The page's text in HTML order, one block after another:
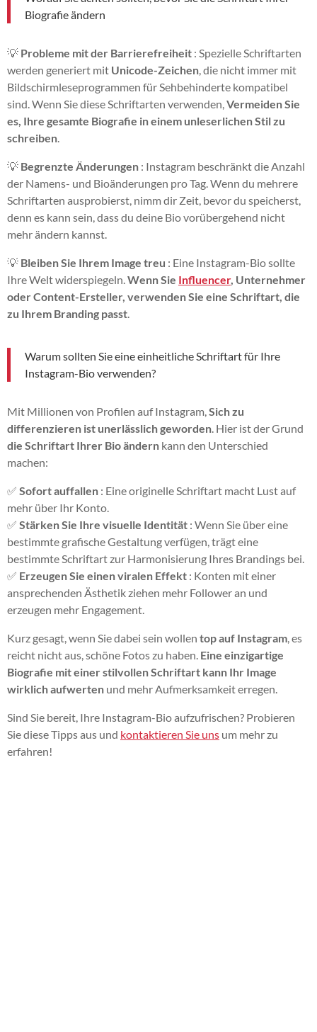
Biografie ändern
💡 Probleme mit der Barrierefreiheit : Spezielle Schriftarten
werden generiert mit Unicode-Zeichen , die nicht immer mit
Bildschirmleseprogrammen für Sehbehinderte kompatibel
sind. Wenn Sie diese Schriftarten verwenden, Vermeiden Sie
es, Ihre gesamte Biografie in einem unleserlichen Stil zu
schreiben
💡 Begrenzte Änderungen : Instagram beschränkt die Anzahl
der Namens- und Bioänderungen pro Tag. Wenn du mehrere
Schriftarten ausprobierst, nimm dir Zeit, bevor du speicherst,
denn es kann sein, dass du deine Bio vorübergehend nicht
mehr ändern kannst.
💡 Bleiben Sie Ihrem Image treu : Eine Instagram-Bio sollte
Ihre Welt widerspiegeln. Wenn Sie Influencer, Unternehmer
oder Content-Ersteller, verwenden Sie eine Schriftart, die
zu Ihrem Branding passt
Warum sollten Sie eine einheitliche Schriftart für Ihre
Instagram-Bio verwenden?
Mit Millionen von Profilen auf Instagram, Sich zu
differenzieren ist unerlässlich geworden . Hier ist der Grund
die Schriftart Ihrer Bio ändern kann den Unterschied
machen:
✅ Sofort auffallen : Eine originelle Schriftart macht Lust auf
mehr über Ihr Konto.
✅ Stärken Sie Ihre visuelle Identität : Wenn Sie über eine
bestimmte grafische Gestaltung verfügen, trägt eine
bestimmte Schriftart zur Harmonisierung Ihres Brandings bei.
✅ Erzeugen Sie einen viralen Effekt : Konten mit einer
ansprechenden Ästhetik ziehen mehr Follower an und
erzeugen mehr Engagement.
Kurz gesagt, wenn Sie dabei sein wollen top auf Instagram , es
reicht nicht aus, schöne Fotos zu haben. Eine einzigartige
Biografie mit einer stilvollen Schriftart kann Ihr Image
wirklich aufwerten und mehr Aufmerksamkeit erregen.
Sind Sie bereit, Ihre Instagram-Bio aufzufrischen? Probieren
Sie diese Tipps aus und kontaktieren Sie uns um mehr zu
erfahren!